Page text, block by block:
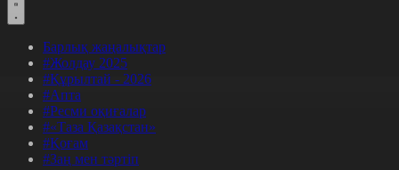
Барлық жаңалықтар
#Жолдау 2025
#Құрылтай - 2026
#Апта
#Ресми оқиғалар
#«Таза Қазақстан»
#Қоғам
#Заң мен тәртіп